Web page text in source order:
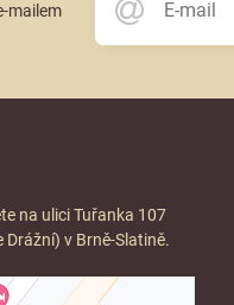
mailem
na ulici Tuřanka 107
Drážní) v Brně-Slatině.